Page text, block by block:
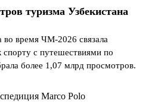
туризма Узбекистана
во время ЧМ-2026 связала
спорту с путешествиями по
более 1,07 млрд просмотров.